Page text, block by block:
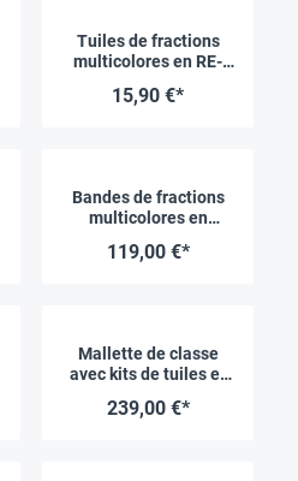
Tuiles de fractions
multicolores en RE-
15,90 €*
Bandes de fractions
multicolores en
119,00 €*
Mallette de classe
avec kits de tuiles et
multicolores, 510 pcs
239,00 €*